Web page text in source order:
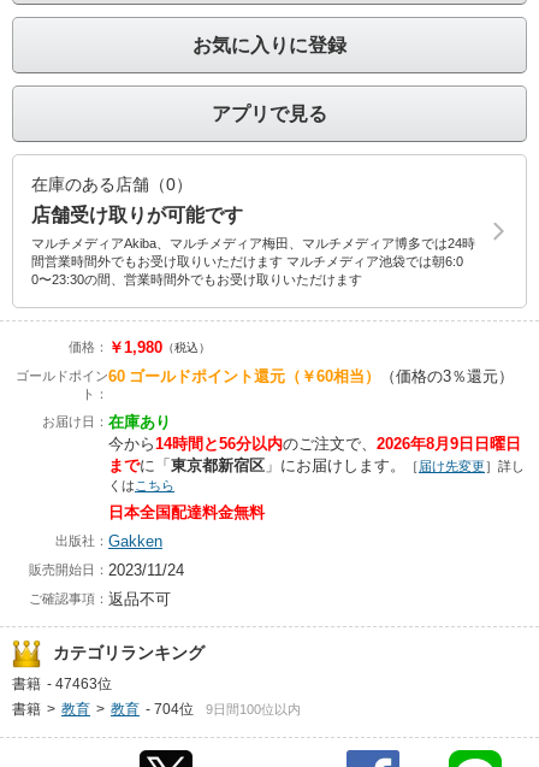
お気に入りに登録
アプリで見る
在庫のある店舗（0）
店舗受け取りが可能です
マルチメディアAkiba、マルチメディア梅田、マルチメディア博多では24時
間営業時間外でもお受け取りいただけます マルチメディア池袋では朝6:0
0〜23:30の間、営業時間外でもお受け取りいただけます
価格： ￥1,980 （税込）
ゴールドポイン
ト：
60 ゴールドポイント還元 （￥60相当） （価格の3％還元）
お届け日： 在庫あり
今から14時間と56分以内のご注文で、 2026年8月9日日曜日
までに 「 東京都新宿区 」にお届けします。 ［届け先変更］詳し
くは こちら
日本全国配達料金無料
出版社： Gakken
販売開始日： 2023/11/24
ご確認事項： 返品不可
カテゴリランキング
書籍 - 47463位
書籍 > 教育 > 教育 - 704位 9日間100位以内